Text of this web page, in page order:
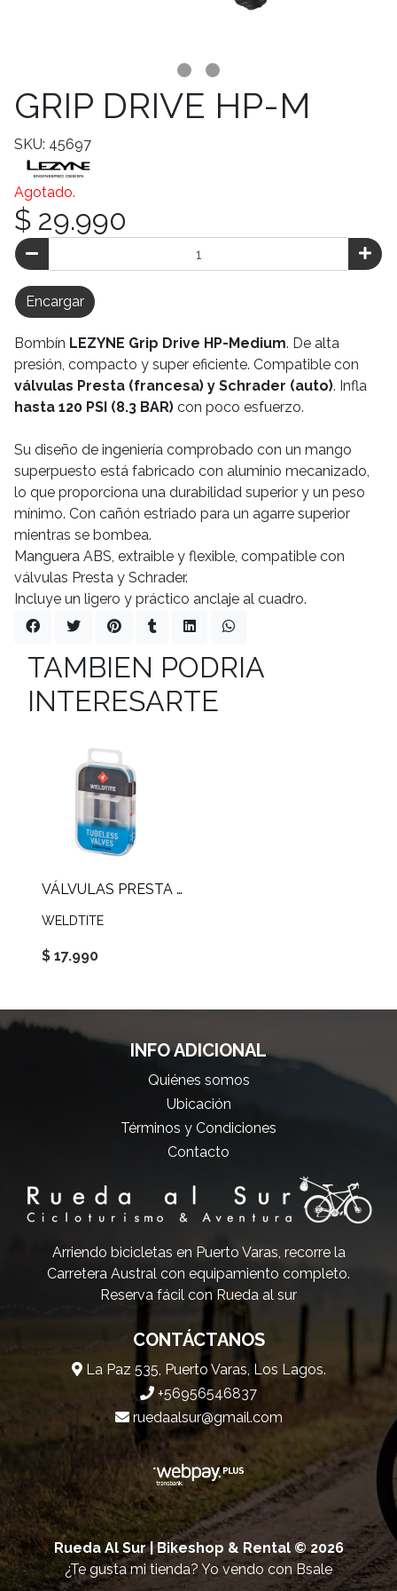
GRIP DRIVE HP-M
SKU: 45697
Agotado.
$ 29.990
Encargar
Bombín LEZYNE Grip Drive HP-Medium. De alta
presión, compacto y super eficiente. Compatible con
válvulas Presta (francesa) y Schrader (auto). Infla
hasta 120 PSI (8.3 BAR) con poco esfuerzo.
Su diseño de ingeniería comprobado con un mango
superpuesto está fabricado con aluminio mecanizado,
lo que proporciona una durabilidad superior y un peso
mínimo. Con cañón estriado para un agarre superior
mientras se bombea.
Manguera ABS, extraible y flexible, compatible con
válvulas Presta y Schrader.
Incluye un ligero y práctico anclaje al cuadro.
TAMBIEN PODRIA
INTERESARTE
VÁLVULAS PRESTA TUBULAR
WELDTITE
$ 17.990
INFO ADICIONAL
Quiénes somos
Ubicación
Términos y Condiciones
Contacto
Arriendo bicicletas en Puerto Varas, recorre la
Carretera Austral con equipamiento completo.
Reserva fácil con Rueda al sur
CONTÁCTANOS
La Paz 535, Puerto Varas, Los Lagos.
+56956546837
ruedaalsur@gmail.com
Rueda Al Sur | Bikeshop & Rental © 2026
¿Te gusta mi tienda? Yo vendo con Bsale